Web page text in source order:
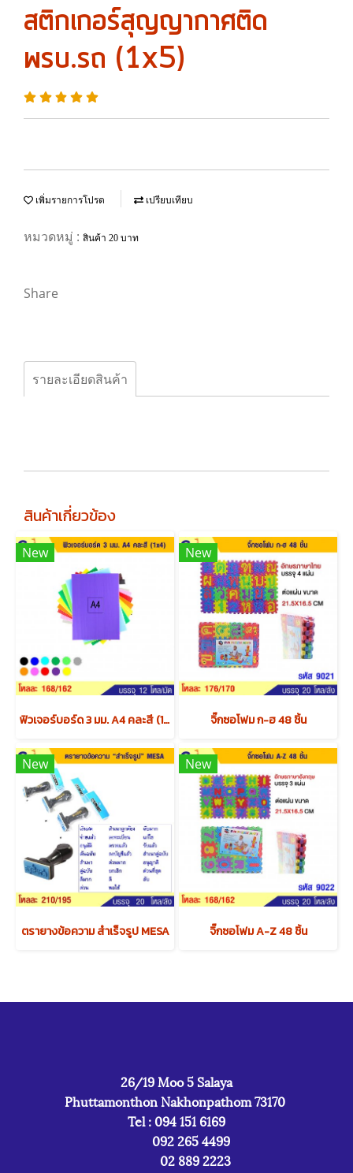
สติกเกอร์สุญญากาศติด
พรบ.รถ (1x5)
เพิ่มรายการโปรด เปรียบเทียบ
หมวดหมู่ : สินค้า 20 บาท
Share
รายละเอียดสินค้า
สินค้าเกี่ยวข้อง
New
ฟิวเจอร์บอร์ด 3 มม. A4 คละสี (1x4) x12 แพค
New
จิ๊กซอโฟม ก-ฮ 48 ชิ้น
New
ตรายางข้อความ สำเร็จรูป MESA
New
จิ๊กซอโฟม A-Z 48 ชิ้น
26/19 Moo 5 Salaya
Phuttamonthon Nakhonpathom 73170
Tel : 094 151 6169
092 265 4499
02 889 2223